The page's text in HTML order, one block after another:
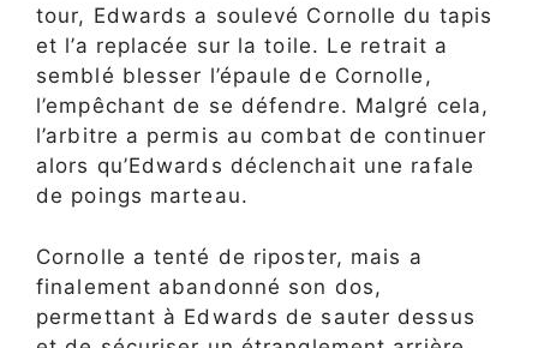
tour, Edwards a soulevé Cornolle du tapis
et l’a replacée sur la toile. Le retrait a
semblé blesser l’épaule de Cornolle,
l’empêchant de se défendre. Malgré cela,
l’arbitre a permis au combat de continuer
alors qu’Edwards déclenchait une rafale
de poings marteau.
Cornolle a tenté de riposter, mais a
finalement abandonné son dos,
permettant à Edwards de sauter dessus